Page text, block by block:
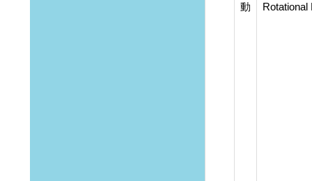
動
Rotational